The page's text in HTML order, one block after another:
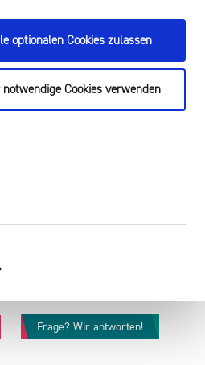
optionalen Cookies zulassen
Cookies verwenden
Frage? Wir antworten!